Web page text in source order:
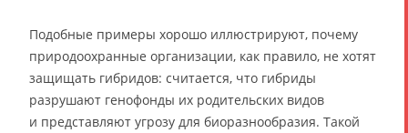
Подобные примеры хорошо иллюстрируют, почему
природоохранные организации, как правило, не хотят
защищать гибридов: считается, что гибриды
разрушают генофонды их родительских видов
и представляют угрозу для биоразнообразия. Такой